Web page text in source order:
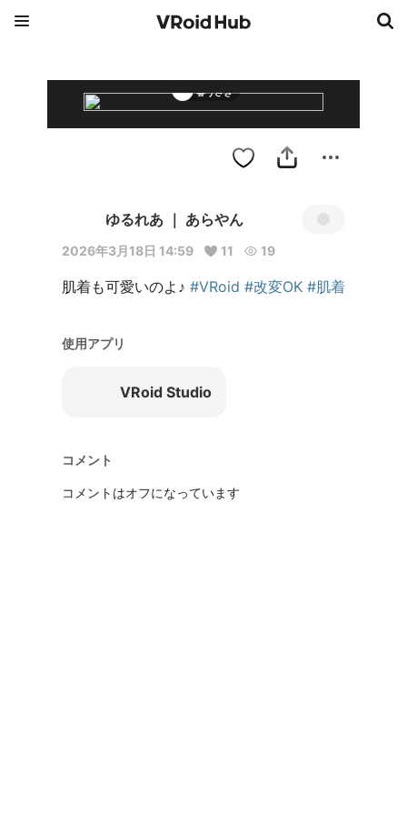
春うさぎ
ゆるれあ ｜ あらやん
2026年3月18日 14:59 11 19
肌着も可愛いのよ♪ #VRoid #改変OK #肌着
使用アプリ
VRoid Studio
コメント
コメントはオフになっています